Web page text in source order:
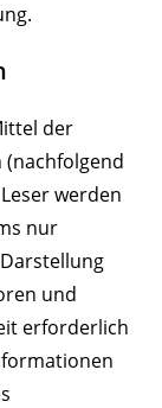
der
werden
nur
und
erforderlich